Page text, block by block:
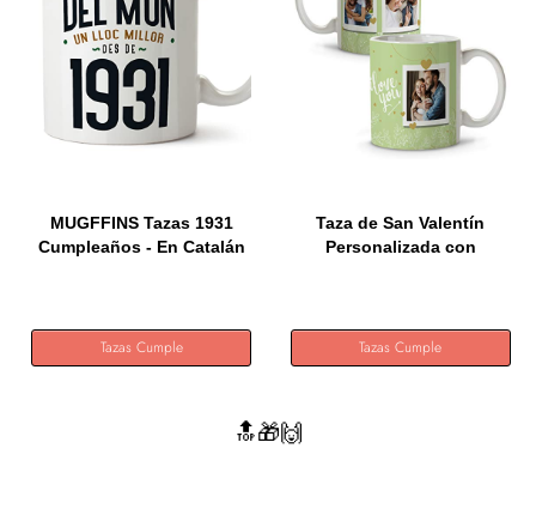
MUGFFINS Tazas 1931
Cumpleaños - En Catalán
Tazas Cumple
Taza de San Valentín
Personalizada con
Tazas Cumple
🔝🎁🙌